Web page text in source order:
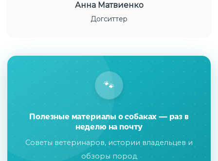
Анна Матвиенко
Догситтер
🐾
Полезные материалы о собаках — раз в
неделю на почту
Советы ветеринаров, истории владельцев и
обзоры пород